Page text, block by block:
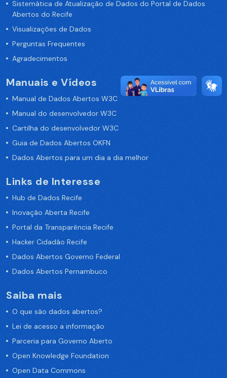
Sistemática de Atualização de Dados do Portal de Dados
Abertos do Recife
Visualizações de Dados
Perguntas Frequentes
Agradecimentos
Manuais e Vídeos
Manual de Dados Abertos W3C
Manual do desenvolvedor W3C
Cartilha do desenvolvedor W3C
Guia de Dados Abertos OKFN
Dados Abertos para um dia a dia melhor
Links de Interesse
Hub de Dados Recife
Inovação Aberta Recife
Portal da Transparência Recife
Hacker Cidadão Recife
Dados Abertos Governo Federal
Dados Abertos Pernambuco
Saiba mais
O que são dados abertos?
Lei de acesso a informação
Parceria para Governo Aberto
Open Knowledge Foundation
Open Data Commons